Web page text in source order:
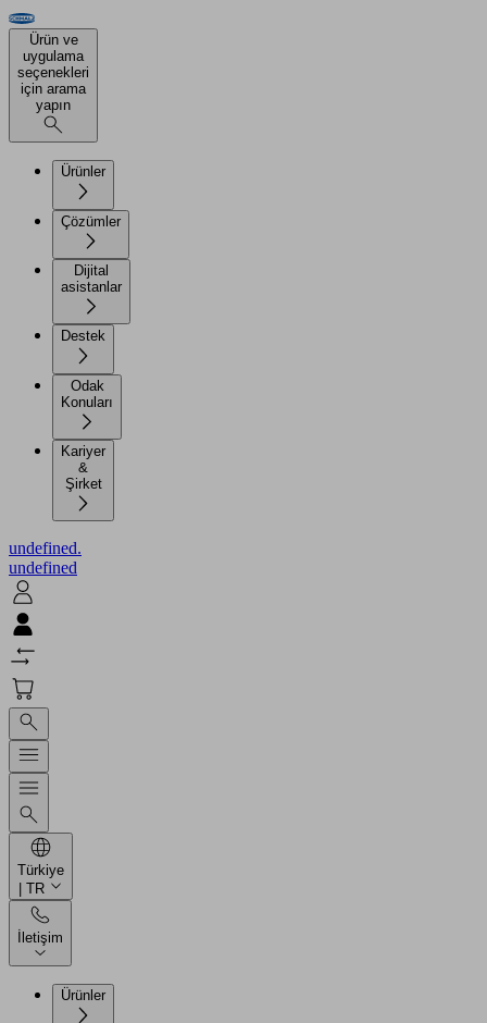
Ürün ve
uygulama
seçenekleri
için arama
yapın
Ürünler
Çözümler
Dijital
asistanlar
Destek
Odak
Konuları
Kariyer
&
Şirket
undefined.
undefined
Türkiye
| TR
İletişim
Ürünler